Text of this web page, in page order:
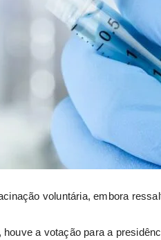
voluntária, embora
houve a votação para a